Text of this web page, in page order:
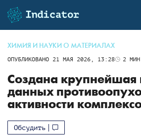
ХИМИЯ И НАУКИ О МАТЕРИАЛАХ
ОПУБЛИКОВАНО 21 МАЯ 2026, 13:28 2
Создана крупнейшая
данных
активности
Обсудить